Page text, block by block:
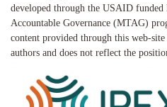
developed through the USAID funded
Accountable Governance (MTAG)
content provided through this web-
authors and does not reflect the